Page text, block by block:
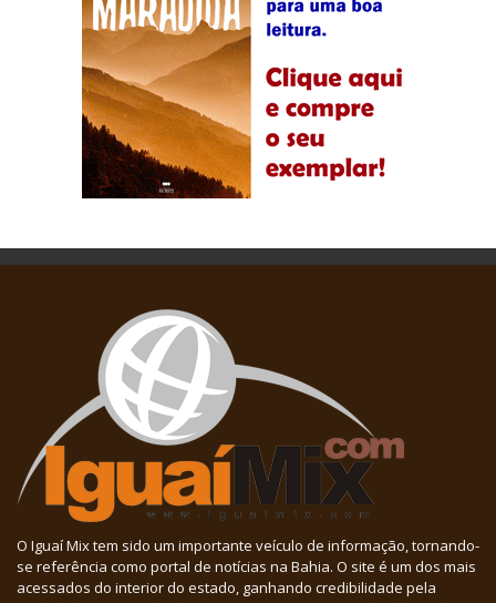
O Iguaí Mix tem sido um importante veículo de informação, tornando-
se referência como portal de notícias na Bahia. O site é um dos mais
acessados do interior do estado, ganhando credibilidade pela